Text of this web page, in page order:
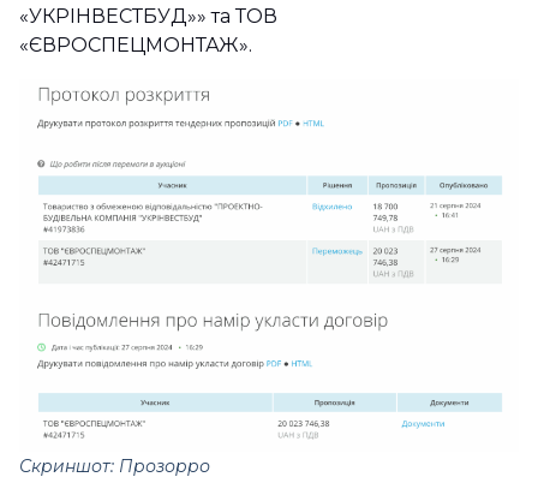
«УКРІНВЕСТБУД»» та ТОВ
«ЄВРОСПЕЦМОНТАЖ».
Скриншот: Прозорро